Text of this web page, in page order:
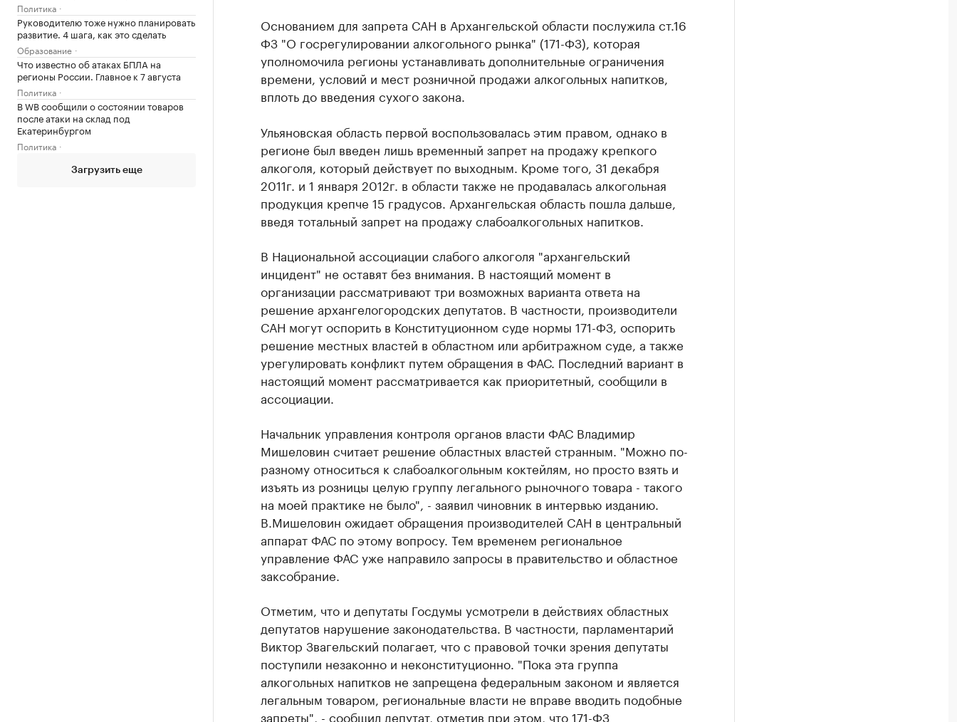
Политика
Руководителю тоже нужно планировать
развитие. 4 шага, как это сделать
Образование
Что известно об атаках БПЛА на
регионы России. Главное к 7 августа
Политика
В WB сообщили о состоянии товаров
после атаки на склад под
Екатеринбургом
Политика
Загрузить еще
Основанием для запрета САН в Архангельской области послужила ст.16
ФЗ "О госрегулировании алкогольного рынка" (171-ФЗ), которая
уполномочила регионы устанавливать дополнительные ограничения
времени, условий и мест розничной продажи алкогольных напитков,
вплоть до введения сухого закона.
Ульяновская область первой воспользовалась этим правом, однако в
регионе был введен лишь временный запрет на продажу крепкого
алкоголя, который действует по выходным. Кроме того, 31 декабря
2011г. и 1 января 2012г. в области также не продавалась алкогольная
продукция крепче 15 градусов. Архангельская область пошла дальше,
введя тотальный запрет на продажу слабоалкогольных напитков.
В Национальной ассоциации слабого алкоголя "архангельский
инцидент" не оставят без внимания. В настоящий момент в
организации рассматривают три возможных варианта ответа на
решение архангелогородских депутатов. В частности, производители
САН могут оспорить в Конституционном суде нормы 171-ФЗ, оспорить
решение местных властей в областном или арбитражном суде, а также
урегулировать конфликт путем обращения в ФАС. Последний вариант в
настоящий момент рассматривается как приоритетный, сообщили в
ассоциации.
Начальник управления контроля органов власти ФАС Владимир
Мишеловин считает решение областных властей странным. "Можно по-
разному относиться к слабоалкогольным коктейлям, но просто взять и
изъять из розницы целую группу легального рыночного товара - такого
на моей практике не было", - заявил чиновник в интервью изданию.
В.Мишеловин ожидает обращения производителей САН в центральный
аппарат ФАС по этому вопросу. Тем временем региональное
управление ФАС уже направило запросы в правительство и областное
заксобрание.
Отметим, что и депутаты Госдумы усмотрели в действиях областных
депутатов нарушение законодательства. В частности, парламентарий
Виктор Звагельский полагает, что с правовой точки зрения депутаты
поступили незаконно и неконституционно. "Пока эта группа
алкогольных напитков не запрещена федеральным законом и является
легальным товаром, региональные власти не вправе вводить подобные
запреты", - сообщил депутат, отметив при этом, что 171-ФЗ